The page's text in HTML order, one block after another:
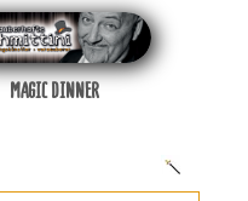
MAGIC DINNER